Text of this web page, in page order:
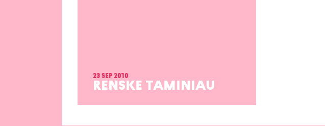
23 sep 2010
RENSKE TAMINIAU